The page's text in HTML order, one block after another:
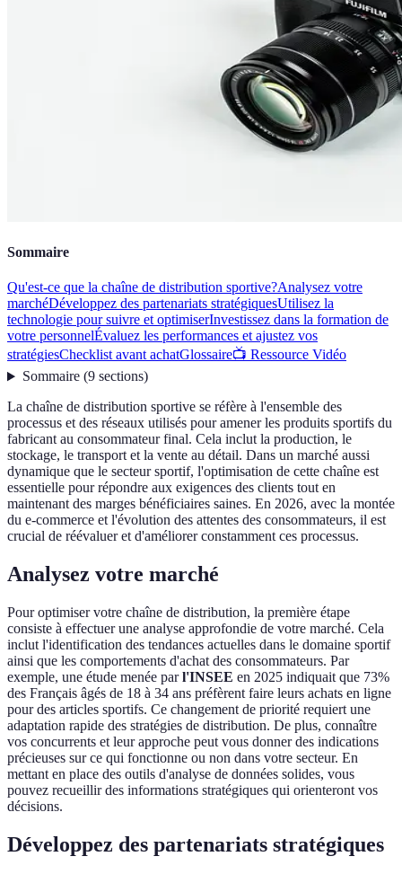
Sommaire
Qu'est-ce que la chaîne de distribution sportive?Analysez votre
marchéDéveloppez des partenariats stratégiquesUtilisez la
technologie pour suivre et optimiserInvestissez dans la formation de
votre personnelÉvaluez les performances et ajustez vos
stratégiesChecklist avant achatGlossaire📺 Ressource Vidéo
Sommaire(9 sections)
La chaîne de distribution sportive se réfère à l'ensemble des
processus et des réseaux utilisés pour amener les produits sportifs du
fabricant au consommateur final. Cela inclut la production, le
stockage, le transport et la vente au détail. Dans un marché aussi
dynamique que le secteur sportif, l'optimisation de cette chaîne est
essentielle pour répondre aux exigences des clients tout en
maintenant des marges bénéficiaires saines. En 2026, avec la montée
du e-commerce et l'évolution des attentes des consommateurs, il est
crucial de réévaluer et d'améliorer constamment ces processus.
Analysez votre marché
Pour optimiser votre chaîne de distribution, la première étape
consiste à effectuer une analyse approfondie de votre marché. Cela
inclut l'identification des tendances actuelles dans le domaine sportif
ainsi que les comportements d'achat des consommateurs. Par
exemple, une étude menée parl'INSEE en 2025 indiquait que 73%
des Français âgés de 18 à 34 ans préfèrent faire leurs achats en ligne
pour des articles sportifs. Ce changement de priorité requiert une
adaptation rapide des stratégies de distribution. De plus, connaître
vos concurrents et leur approche peut vous donner des indications
précieuses sur ce qui fonctionne ou non dans votre secteur. En
mettant en place des outils d'analyse de données solides, vous
pouvez recueillir des informations stratégiques qui orienteront vos
décisions.
Développez des partenariats stratégiques